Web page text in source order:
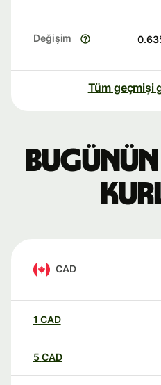
Değişim 0.63
Tüm geçmişi
Bugünün
CAD
1 CAD
5 CAD